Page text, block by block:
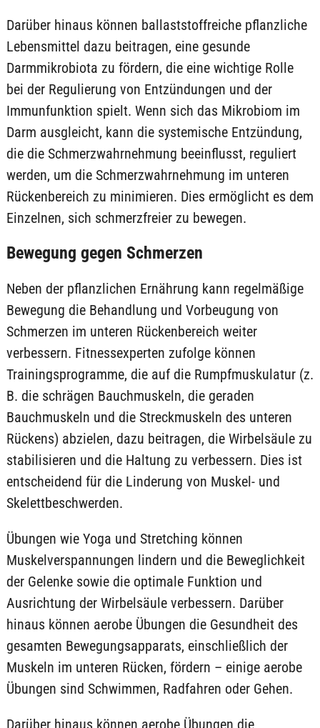
Darüber hinaus können ballaststoffreiche pflanzliche
Lebensmittel dazu beitragen, eine gesunde
Darmmikrobiota zu fördern, die eine wichtige Rolle
bei der Regulierung von Entzündungen und der
Immunfunktion spielt. Wenn sich das Mikrobiom im
Darm ausgleicht, kann die systemische Entzündung,
die die Schmerzwahrnehmung beeinflusst, reguliert
werden, um die Schmerzwahrnehmung im unteren
Rückenbereich zu minimieren. Dies ermöglicht es dem
Einzelnen, sich schmerzfreier zu bewegen.
Bewegung gegen Schmerzen
Neben der pflanzlichen Ernährung kann regelmäßige
Bewegung die Behandlung und Vorbeugung von
Schmerzen im unteren Rückenbereich weiter
verbessern. Fitnessexperten zufolge können
Trainingsprogramme, die auf die Rumpfmuskulatur (z.
B. die schrägen Bauchmuskeln, die geraden
Bauchmuskeln und die Streckmuskeln des unteren
Rückens) abzielen, dazu beitragen, die Wirbelsäule zu
stabilisieren und die Haltung zu verbessern. Dies ist
entscheidend für die Linderung von Muskel- und
Skelettbeschwerden.
Übungen wie Yoga und Stretching können
Muskelverspannungen lindern und die Beweglichkeit
der Gelenke sowie die optimale Funktion und
Ausrichtung der Wirbelsäule verbessern. Darüber
hinaus können aerobe Übungen die Gesundheit des
gesamten Bewegungsapparats, einschließlich der
Muskeln im unteren Rücken, fördern – einige aerobe
Übungen sind Schwimmen, Radfahren oder Gehen.
Darüber hinaus können aerobe Übungen die